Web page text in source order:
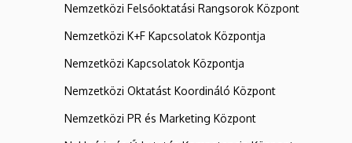
Nemzetközi Felsőoktatási Rangsorok Központ
Nemzetközi K+F Kapcsolatok Központja
Nemzetközi Kapcsolatok Központja
Nemzetközi Oktatást Koordináló Központ
Nemzetközi PR és Marketing Központ